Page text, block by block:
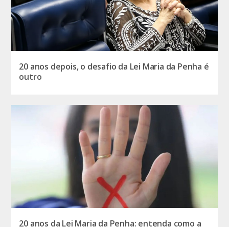
20 anos depois, o desafio da Lei Maria da Penha é
outro
20 anos da Lei Maria da Penha: entenda como a